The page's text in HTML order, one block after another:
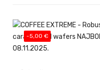
-5,00 €